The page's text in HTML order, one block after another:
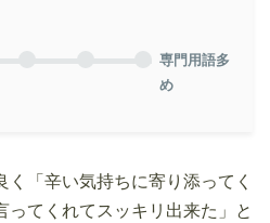
専門用語多
め
「辛い気持ちに寄り添ってく
ってくれてスッキリ出来た」と